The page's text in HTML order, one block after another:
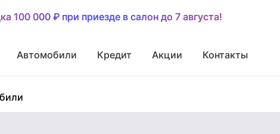
100 000 ₽ при приезде в салон до 7 августа!
100 000 ₽ при приезде в салон до 7 августа!
Автомобили Кредит Акции Контакты